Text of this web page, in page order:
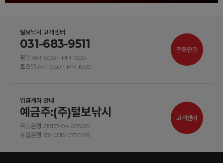
털보낚시 고객센터
031-683-9511
평일 AM 10:00 ~ PM 16:00
토요일 AM 10:00 ~ PM 16:00
전화연결
입금계좌 안내
예금주:(주)털보낚시
국민은행 218137-04-003095
농협은행 355-0015-0770-93
고객센터